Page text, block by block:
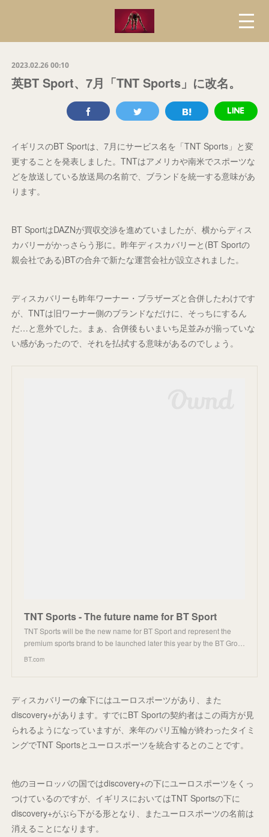
2023.02.26 00:10
英BT Sport、7月「TNT Sports」に改名。
イギリスのBT Sportは、7月にサービス名を「TNT Sports」と変
更することを発表しました。TNTはアメリカや南米でスポーツな
どを放送している放送局の名前で、ブランドを統一する意味があ
ります。
BT SportはDAZNが買収交渉を進めていましたが、横からディス
カバリーがかっさらう形に。昨年ディスカバリーと(BT Sportの
親会社である)BTの合弁で新たな運営会社が設立されました。
ディスカバリーも昨年ワーナー・ブラザーズと合併したわけです
が、TNTは旧ワーナー側のブランドなだけに、そっちにするん
だ…と意外でした。まぁ、合併後もいまいち足並みが揃っていな
い感があったので、それを払拭する意味があるのでしょう。
TNT Sports - The future name for BT Sport
TNT Sports will be the new name for BT Sport and represent the
premium sports brand to be launched later this year by the BT Gro…
BT.com
ディスカバリーの傘下にはユーロスポーツがあり、また
discovery+があります。すでにBT Sportの契約者はこの両方が見
られるようになっていますが、来年のパリ五輪が終わったタイミ
ングでTNT Sportsとユーロスポーツを統合するとのことです。
他のヨーロッパの国ではdiscovery+の下にユーロスポーツをくっ
つけているのですが、イギリスにおいてはTNT Sportsの下に
discovery+がぶら下がる形となり、またユーロスポーツの名前は
消えることになります。